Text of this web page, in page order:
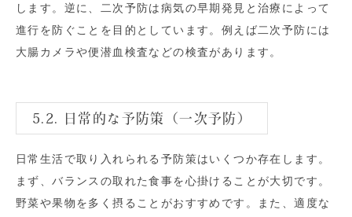
します。逆に、二次予防は病気の早期発見と治療によって
進行を防ぐことを目的としています。例えば二次予防には
大腸カメラや便潜血検査などの検査があります。
5.2. 日常的な予防策（一次予防）
日常生活で取り入れられる予防策はいくつか存在します。
まず、バランスの取れた食事を心掛けることが大切です。
野菜や果物を多く摂ることがおすすめです。また、適度な